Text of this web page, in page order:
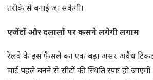
तरीके से बनाई जा सकेगी।
एजेंटों और दलालों पर कसने लगेगी लगाम
रेलवे के इस फैसले का एक बड़ा असर अवैध टिकट
चार्ट पहले बनने से सीटों की स्थिति स्पष्ट हो